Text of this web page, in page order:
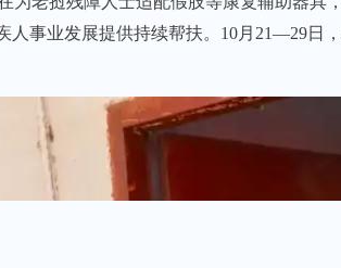
事业发展提供持续帮扶。10月21—29日